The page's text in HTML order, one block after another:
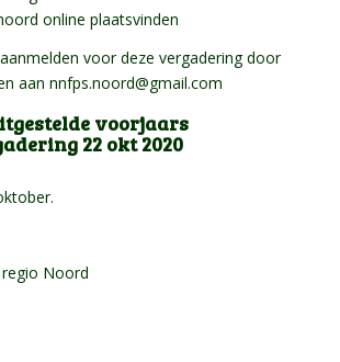
online plaatsvinden
voor deze vergadering door
aan nnfps.noord@gmail.com
voorjaars
22 okt 2020
Noord